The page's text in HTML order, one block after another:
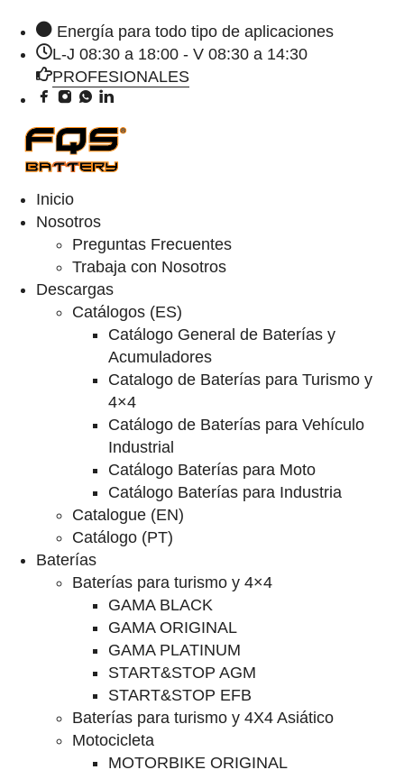
Energía para todo tipo de aplicaciones
L-J 08:30 a 18:00 - V 08:30 a 14:30
PROFESIONALES
Inicio
Nosotros
Preguntas Frecuentes
Trabaja con Nosotros
Descargas
Catálogos (ES)
Catálogo General de Baterías y
Acumuladores
Catalogo de Baterías para Turismo y
4×4
Catálogo de Baterías para Vehículo
Industrial
Catálogo Baterías para Moto
Catálogo Baterías para Industria
Catalogue (EN)
Catálogo (PT)
Baterías
Baterías para turismo y 4×4
GAMA BLACK
GAMA ORIGINAL
GAMA PLATINUM
START&STOP AGM
START&STOP EFB
Baterías para turismo y 4X4 Asiático
Motocicleta
MOTORBIKE ORIGINAL